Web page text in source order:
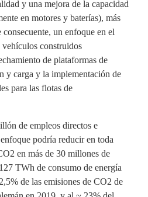
y una mejora de la capacidad
en motores y baterías), más
un enfoque en el
construidos
de plataformas de
y carga y la implementación de
para las flotas de
de empleos directos e
podría reducir en toda
en más de 30 millones de
TWh de consumo de energía
de las emisiones de CO2 de